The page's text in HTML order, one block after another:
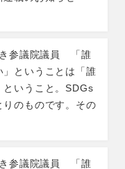
参議院議員 「誰
ということは「誰
ということ。SDGs
りのものです。その
参議院議員 「誰